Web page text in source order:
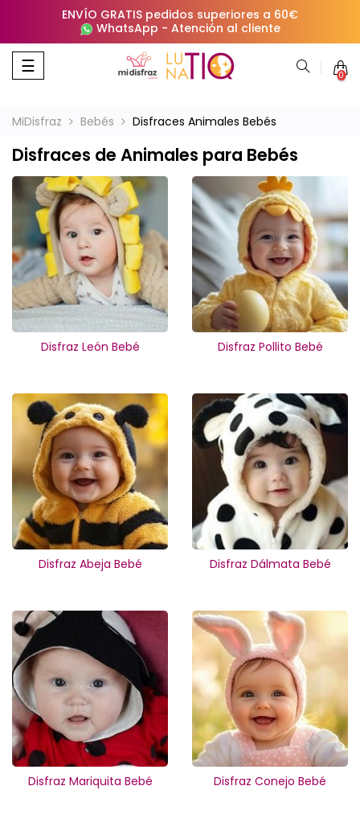
ENVÍO GRATIS pedidos superiores a 60€
WhatsApp - Atención al cliente
Navegación
de
☰ 0
MiDisfraz Bebés Disfraces Animales Bebés
Disfraces de Animales para Bebés
Disfraz León Bebé Disfraz Pollito Bebé
Disfraz Abeja Bebé Disfraz Dálmata Bebé
Disfraz Mariquita Bebé Disfraz Conejo Bebé